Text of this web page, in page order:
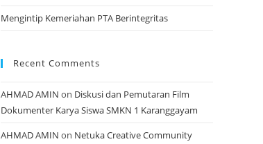
Mengintip Kemeriahan PTA Berintegritas
Recent Comments
AHMAD AMIN on Diskusi dan Pemutaran Film
Dokumenter Karya Siswa SMKN 1 Karanggayam
AHMAD AMIN on Netuka Creative Community